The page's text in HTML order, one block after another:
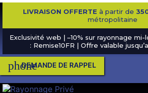
LIVRAISON OFFERTE à partir de
métropolitaine
Exclusivité web | –10% sur rayonnage
: Remise10FR | Offre valable
phone
DEMANDE DE RAPPEL